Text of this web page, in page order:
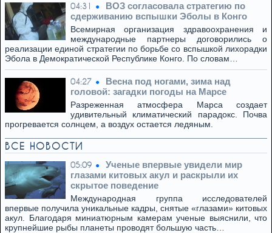
04:31
ВОЗ согласовала стратегию по
сдерживанию вспышки Эболы в Конго
Всемирная организация здравоохранения и
международные партнеры договорились о
реализации единой стратегии по борьбе со вспышкой лихорадки
Эбола в Демократической Республике Конго. По словам…
04:27
Весна под ногами, зима над
головой: загадки погоды на Марсе
Разреженная атмосфера Марса создает
удивительный климатический парадокс. Почва
прогревается солнцем, а воздух остается ледяным.
ВСЕ НОВОСТИ
05:09
Ученые впервые увидели мир
глазами китовых акул и раскрыли их
скрытое поведение
Международная группа исследователей
впервые получила уникальные кадры, снятые «глазами» китовых
акул. Благодаря миниатюрным камерам ученые выяснили, что
крупнейшие рыбы планеты проводят большую часть…